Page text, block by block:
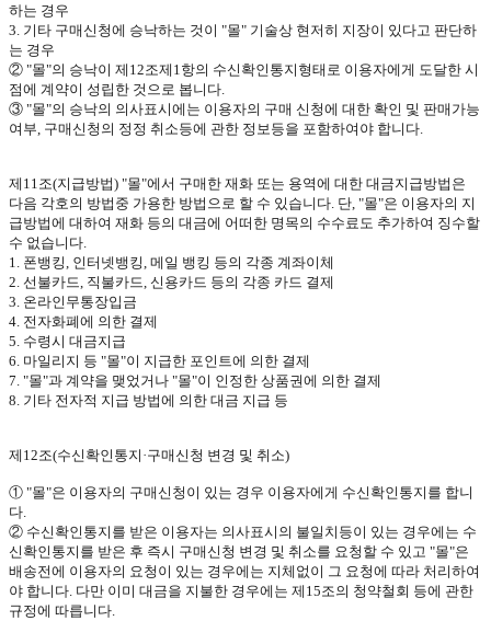
하는 경우
3. 기타 구매신청에 승낙하는 것이 "몰" 기술상 현저히 지장이 있다고 판단하
는 경우
② "몰"의 승낙이 제 12조제 1 항의 수신확인통지형태로 이용자에게 도달한 시
점에 계약이 성립한 것으로 봅니다
③ "몰"의 승낙의 의사표시에는 이용자의 구매 신청에 대한 확인 및 판매가능
여부 구매신청의 정정 취소등에 관한 정보등을 포함하여야 합니다
제 11 조(지급방법) "몰"에서 구매한 재화 또는 용역에 대한 대금지급방법은
다음 각호의 방법중 가용한 방법으로 할 수 있습니다 단 , "몰"은 이용자의 지
급방법에 대하여 재화 등의 대금에 어떠한 명목의 수수료도 추가하여 징수할
수 없습니다
1. 폰뱅킹 인터넷뱅킹 메일 뱅킹 등의 각종 계좌이체
2. 선불카드 직불카드 신용카드 등의 각종 카드 결제
3. 온라인무통장입금
4. 전자화폐에 의한 결제
5. 수령시 대금지급
6. 마일리지 등 "몰"이 지급한 포인트에 의한 결제
7. "몰"과 계약을 맺었거나 "몰"이 인정한 상품권에 의한 결제
8. 기타 전자적 지급 방법에 의한 대금 지급 등
제 12조(수신확인통지·구매신청 변경 및 취소)
① "몰"은 이용자의 구매신청이 있는 경우 이용자에게 수신확인통지를 합니
다
② 수신확인통지를 받은 이용자는 의사표시의 불일치등이 있는 경우에는 수
신확인통지를 받은 후 즉시 구매신청 변경 및 취소를 요청할 수 있고 "몰"은
배송전에 이용자의 요청이 있는 경우에는 지체없이 그 요청에 따라 처리하여
야 합니다 다만 이미 대금을 지불한 경우에는 제 15조의 청약철회 등에 관한
규정에 따릅니다